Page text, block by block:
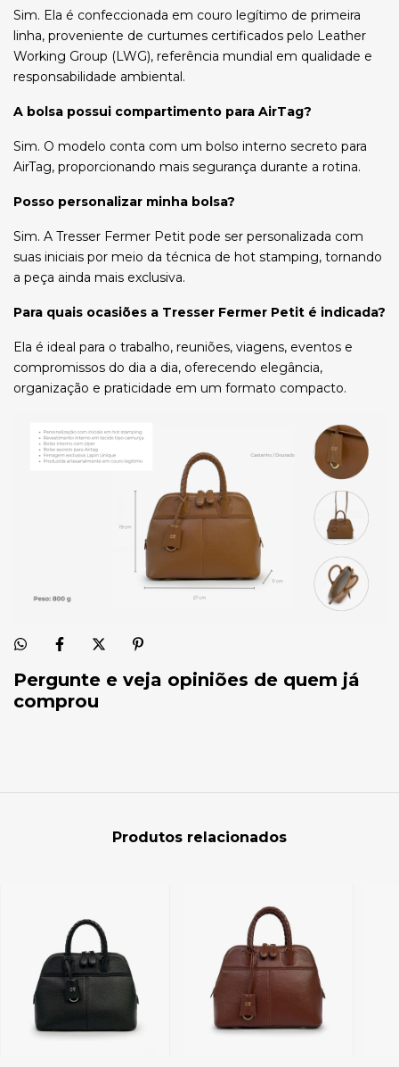
Sim. Ela é confeccionada em couro legítimo de primeira
linha, proveniente de curtumes certificados pelo Leather
Working Group (LWG), referência mundial em qualidade e
responsabilidade ambiental.
A bolsa possui compartimento para AirTag?
Sim. O modelo conta com um bolso interno secreto para
AirTag, proporcionando mais segurança durante a rotina.
Posso personalizar minha bolsa?
Sim. A Tresser Fermer Petit pode ser personalizada com
suas iniciais por meio da técnica de hot stamping, tornando
a peça ainda mais exclusiva.
Para quais ocasiões a Tresser Fermer Petit é indicada?
Ela é ideal para o trabalho, reuniões, viagens, eventos e
compromissos do dia a dia, oferecendo elegância,
organização e praticidade em um formato compacto.
Pergunte e veja opiniões de quem já
comprou
Produtos relacionados